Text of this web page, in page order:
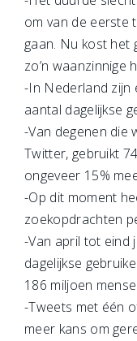
om van de eerste
gaan. Nu kost het
zo’n waanzinnige
-In Nederland zijn
aantal dagelijkse
-Van degenen die
Twitter, gebruikt
ongeveer 15%
-Op dit moment
zoekopdrachten
-Van april tot eind
dagelijkse
186 miljoen
-Tweets met één
meer kans om